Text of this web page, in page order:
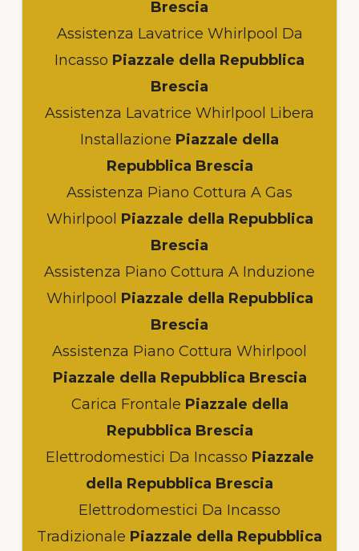
Brescia
Assistenza Lavatrice Whirlpool Da
Incasso Piazzale della Repubblica
Brescia
Assistenza Lavatrice Whirlpool Libera
Installazione Piazzale della
Repubblica Brescia
Assistenza Piano Cottura A Gas
Whirlpool Piazzale della Repubblica
Brescia
Assistenza Piano Cottura A Induzione
Whirlpool Piazzale della Repubblica
Brescia
Assistenza Piano Cottura Whirlpool
Piazzale della Repubblica Brescia
Carica Frontale Piazzale della
Repubblica Brescia
Elettrodomestici Da Incasso Piazzale
della Repubblica Brescia
Elettrodomestici Da Incasso
Tradizionale Piazzale della Repubblica